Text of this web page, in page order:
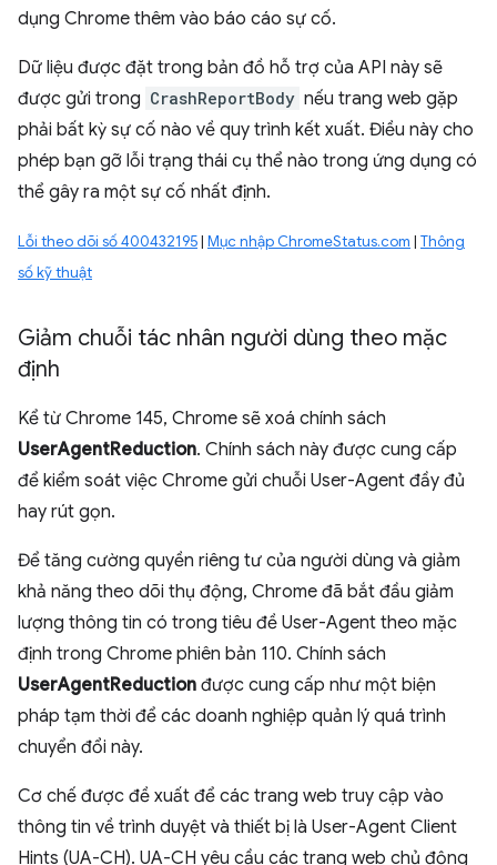
dụng Chrome thêm vào báo cáo sự cố.
Dữ liệu được đặt trong bản đồ hỗ trợ của API này sẽ
được gửi trong CrashReportBody nếu trang web gặp
phải bất kỳ sự cố nào về quy trình kết xuất. Điều này cho
phép bạn gỡ lỗi trạng thái cụ thể nào trong ứng dụng có
thể gây ra một sự cố nhất định.
Lỗi theo dõi số 400432195| Mục nhập ChromeStatus.com | Thông
số kỹ thuật
Giảm chuỗi tác nhân người dùng theo mặc
định
Kể từ Chrome 145, Chrome sẽ xoá chính sách
UserAgentReduction. Chính sách này được cung cấp
để kiểm soát việc Chrome gửi chuỗi User-Agent đầy đủ
hay rút gọn.
Để tăng cường quyền riêng tư của người dùng và giảm
khả năng theo dõi thụ động, Chrome đã bắt đầu giảm
lượng thông tin có trong tiêu đề User-Agent theo mặc
định trong Chrome phiên bản 110. Chính sách
UserAgentReduction được cung cấp như một biện
pháp tạm thời để các doanh nghiệp quản lý quá trình
chuyển đổi này.
Cơ chế được đề xuất để các trang web truy cập vào
thông tin về trình duyệt và thiết bị là User-Agent Client
Hints (UA-CH). UA-CH yêu cầu các trang web chủ động